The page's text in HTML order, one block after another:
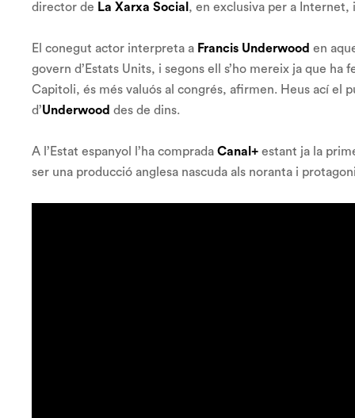
director de La Xarxa Social , en exclusiva per a Internet,
El conegut actor interpreta a Francis Underwood en
govern d’Estats Units, i segons ell s’ho mereix ja que
Capitoli, és més valuós al congrés, afirmen. Heus ací el
d’Underwood des de dins.
A l’Estat espanyol l’ha comprada Canal+ estant ja la
ser una producció anglesa nascuda als noranta i